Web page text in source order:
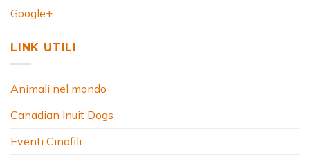
Google+
LINK UTILI
Animali nel mondo
Canadian Inuit Dogs
Eventi Cinofili